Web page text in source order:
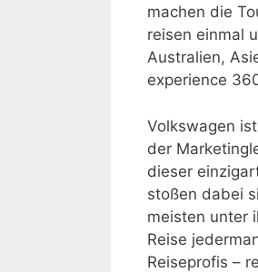
machen die
reisen einmal
Australien,
experience
Volkswagen
der
dieser
stoßen dabei
meisten unter
Reise
Reiseprofis –